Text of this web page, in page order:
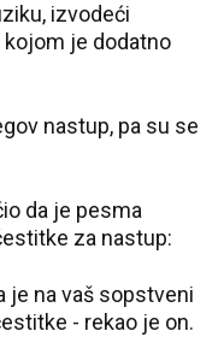
izvodeći
kojom je dodatno
nastup, pa su se
da je pesma
za nastup:
je na vaš sopstveni
- rekao je on.